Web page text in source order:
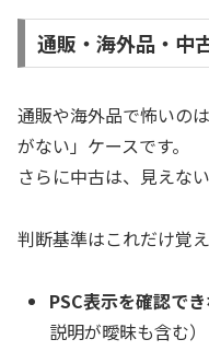
通販・海外品・中
通販や海外品で怖いの
がない」ケースです。
さらに中古は、見えな
判断基準はこれだけ覚
PSC表示を確認で
説明が曖昧も含む）